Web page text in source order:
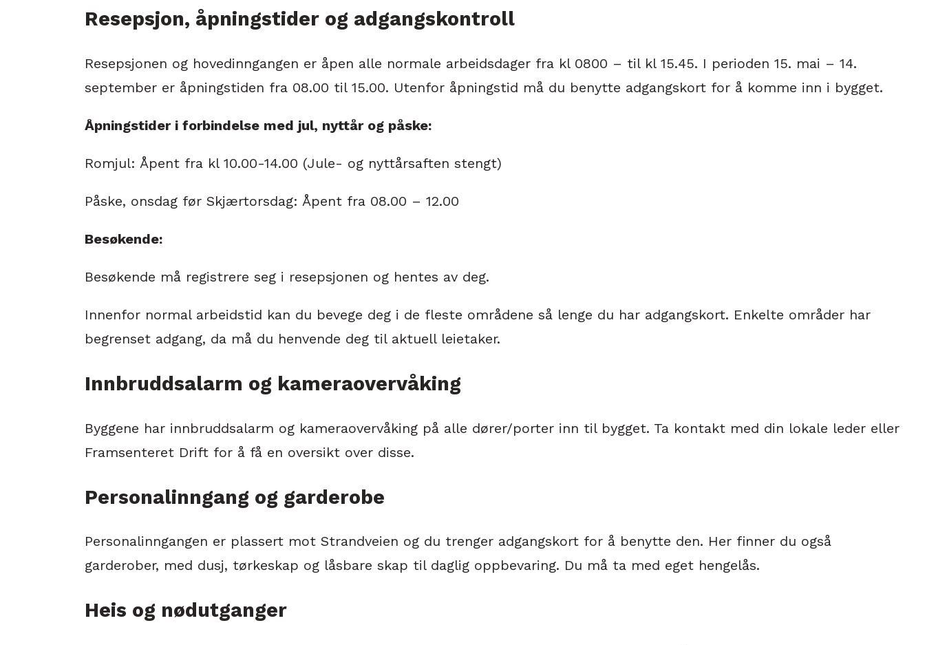
Resepsjon, åpningstider og adgangskontroll
Resepsjonen og hovedinngangen er åpen alle normale arbeidsdager fra kl 0800 – til kl 15.45. I perioden 15. mai – 14.
september er åpningstiden fra 08.00 til 15.00. Utenfor åpningstid må du benytte adgangskort for å komme inn i bygget.
Åpningstider i forbindelse med jul, nyttår og påske:
Romjul: Åpent fra kl 10.00-14.00 (Jule- og nyttårsaften stengt)
Påske, onsdag før Skjærtorsdag: Åpent fra 08.00 – 12.00
Besøkende:
Besøkende må registrere seg i resepsjonen og hentes av deg.
Innenfor normal arbeidstid kan du bevege deg i de fleste områdene så lenge du har adgangskort. Enkelte områder har
begrenset adgang, da må du henvende deg til aktuell leietaker.
Innbruddsalarm og kameraovervåking
Byggene har innbruddsalarm og kameraovervåking på alle dører/porter inn til bygget. Ta kontakt med din lokale leder eller
Framsenteret Drift for å få en oversikt over disse.
Personalinngang og garderobe
Personalinngangen er plassert mot Strandveien og du trenger adgangskort for å benytte den. Her finner du også
garderober, med dusj, tørkeskap og låsbare skap til daglig oppbevaring. Du må ta med eget hengelås.
Heis og nødutganger